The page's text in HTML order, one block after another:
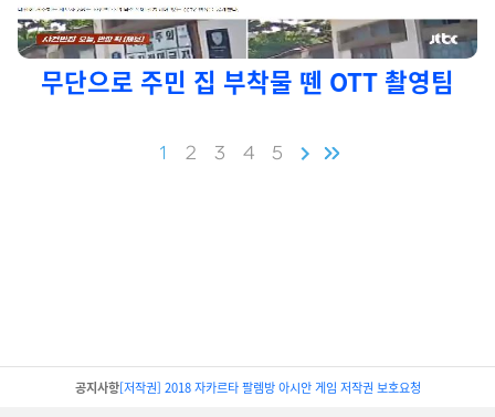
무단으로 주민 집 부착물 뗀 OTT 촬영팀
1 2 3 4 5
공지사항[저작권] 2018년 러시아 월드컵 저작권 보호요청